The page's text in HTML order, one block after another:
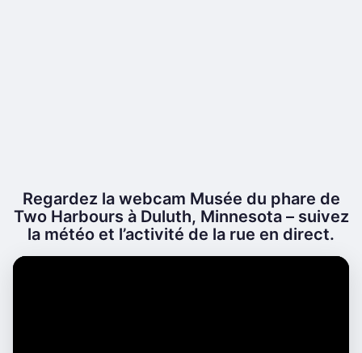
Regardez la webcam Musée du phare de
Two Harbours à Duluth, Minnesota – suivez
la météo et l’activité de la rue en direct.